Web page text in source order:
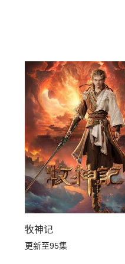
牧神记
更新至95集